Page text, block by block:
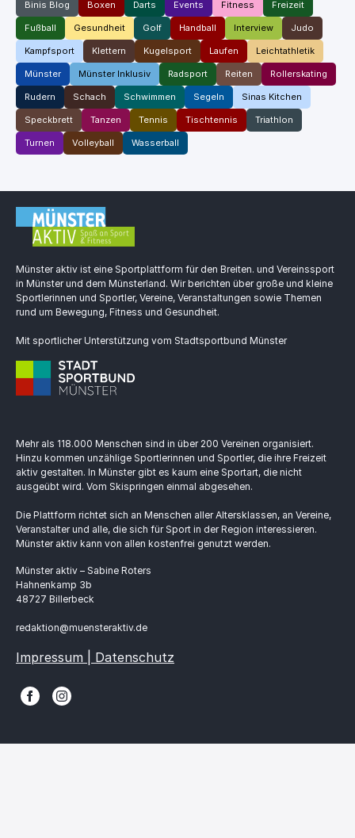
Binis Blog Boxen Darts Events Fitness Freizeit
Fußball Gesundheit Golf Handball Interview Judo
Kampfsport Klettern Kugelsport Laufen Leichtathletik
Münster Münster Inklusiv Radsport Reiten Rollerskating
Rudern Schach Schwimmen Segeln Sinas Kitchen
Speckbrett Tanzen Tennis Tischtennis Triathlon
Turnen Volleyball Wasserball
Münster aktiv ist eine Sportplattform für den Breiten. und Vereinssport
in Münster und dem Münsterland. Wir berichten über große und kleine
Sportlerinnen und Sportler, Vereine, Veranstaltungen sowie Themen
rund um Bewegung, Fitness und Gesundheit.
Mit sportlicher Unterstützung vom Stadtsportbund Münster
Mehr als 118.000 Menschen sind in über 200 Vereinen organisiert.
Hinzu kommen unzählige Sportlerinnen und Sportler, die ihre Freizeit
aktiv gestalten. In Münster gibt es kaum eine Sportart, die nicht
ausgeübt wird. Vom Skispringen einmal abgesehen.
Die Plattform richtet sich an Menschen aller Altersklassen, an Vereine,
Veranstalter und alle, die sich für Sport in der Region interessieren.
Münster aktiv kann von allen kostenfrei genutzt werden.
Münster aktiv – Sabine Roters
Hahnenkamp 3b
48727 Billerbeck
redaktion@muensteraktiv.de
Impressum | Datenschutz